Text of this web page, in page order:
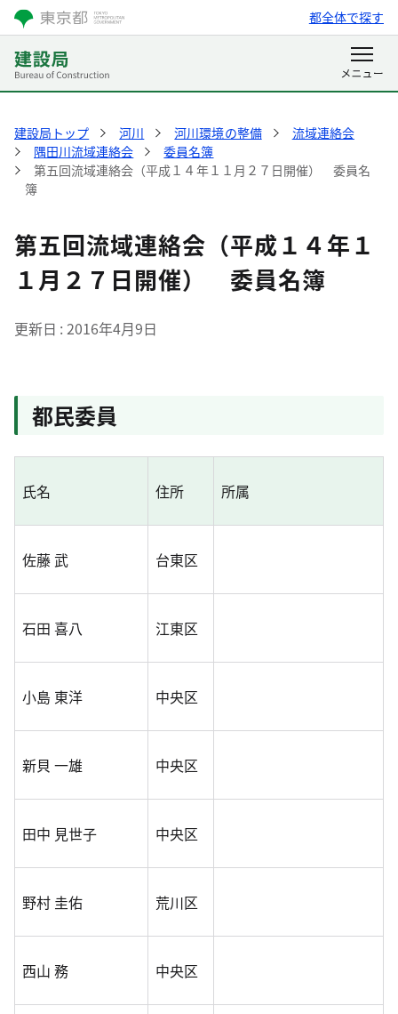
都全体で探す
建設局トップ 河川 河川環境の整備
流域連絡会
隅田川流域連絡会
委員名簿
第五回流域連絡会（平成１４年１１月２７日開催） 委員名
簿
第五回流域連絡会（平成１４年１
１月２７日開催） 委員名簿
更新日 2016年4月9日
都民委員
氏名 住所 所属
佐藤 武 台東区
石田 喜八 江東区
小島 東洋 中央区
新貝 一雄 中央区
田中 見世子 中央区
野村 圭佑 荒川区
西山 務 中央区